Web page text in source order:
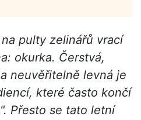
pulty zelinářů vrací
okurka. Čerstvá,
neuvěřitelně levná je
které často končí
Přesto se tato letní